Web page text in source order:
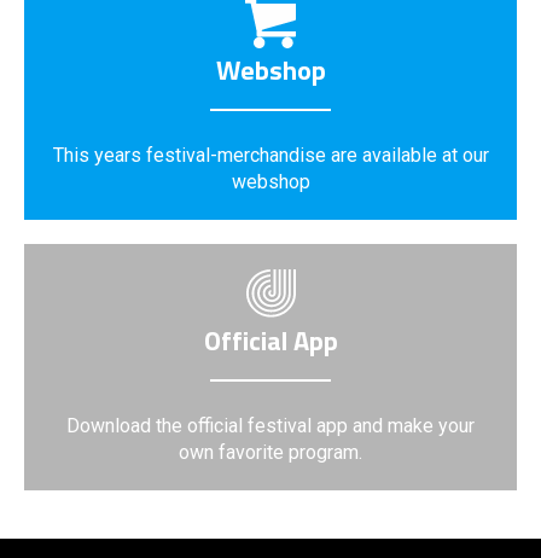
Webshop
This years festival-merchandise are available at our
webshop
Official App
Download the official festival app and make your
own favorite program.